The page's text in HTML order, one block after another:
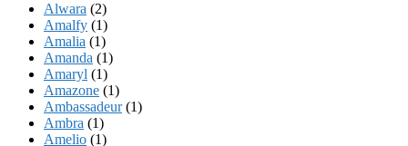
Alwara (2)
Amalfy (1)
Amalia (1)
Amanda (1)
Amaryl (1)
Amazone (1)
Ambassadeur(1)
Ambra (1)
Amelio (1)